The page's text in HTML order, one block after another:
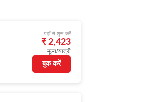
यहाँ से शुरू करें
₹ 2,423
मूल्य/यात्री
बुक करें